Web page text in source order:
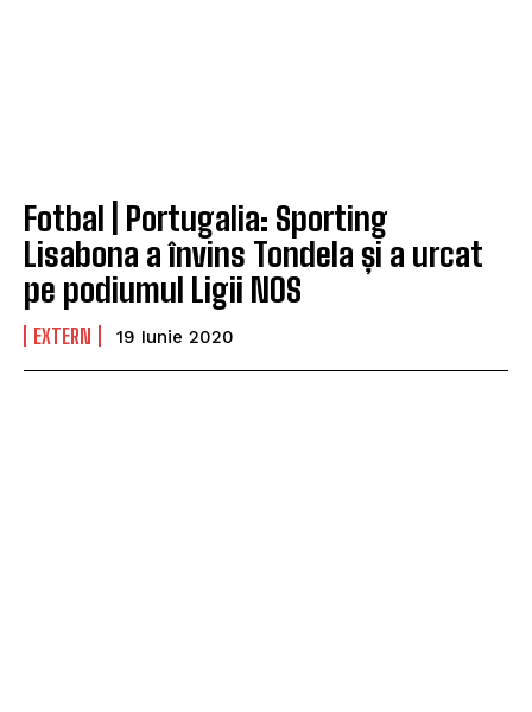
Fotbal | Portugalia: Sporting
Lisabona a învins Tondela și a urcat
pe podiumul Ligii NOS
EXTERN 19 Iunie 2020